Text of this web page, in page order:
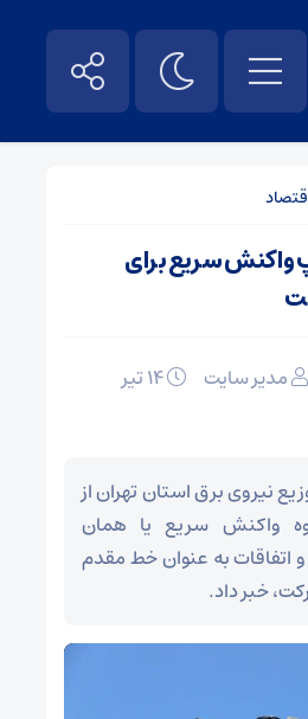
۵۵ اکیپ واکنش سریع برای
مدیر سایت
نیروی برق استان تهران از
۵۵ گروه واکنش سریع یا همان
اتفاقات به عنوان خط مقدم
خبر داد.